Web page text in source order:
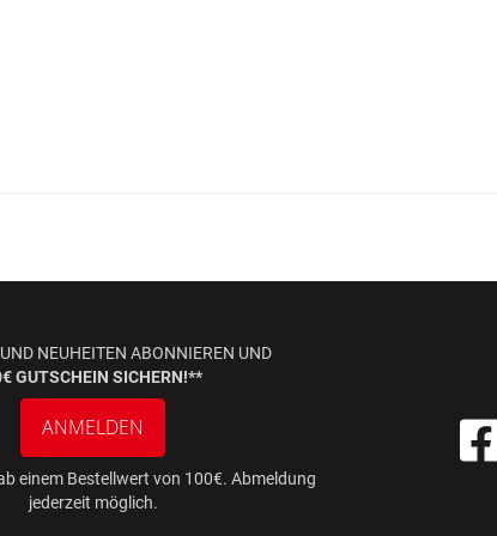
NEUHEITEN ABONNIEREN UND
GUTSCHEIN SICHERN!**
ANMELDEN
einem Bestellwert von 100€. Abmeldung
jederzeit möglich.